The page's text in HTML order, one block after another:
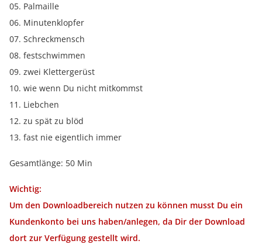
05. Palmaille
06. Minutenklopfer
07. Schreckmensch
08. festschwimmen
09. zwei Klettergerüst
10. wie wenn Du nicht mitkommst
11. Liebchen
12. zu spät zu blöd
13. fast nie eigentlich immer
Gesamtlänge: 50 Min
Wichtig:
Um den Downloadbereich nutzen zu können musst Du ein
Kundenkonto bei uns haben/anlegen, da Dir der Download
dort zur Verfügung gestellt wird.